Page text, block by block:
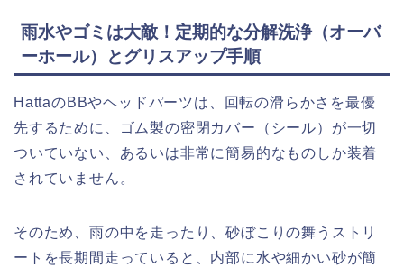
雨水やゴミは大敵！定期的な分解洗浄（オーバ
ーホール）とグリスアップ手順
HattaのBBやヘッドパーツは、回転の滑らかさを最優
先するために、ゴム製の密閉カバー（シール）が一切
ついていない、あるいは非常に簡易的なものしか装着
されていません。
そのため、雨の中を走ったり、砂ぼこりの舞うストリ
ートを長期間走っていると、内部に水や細かい砂が簡